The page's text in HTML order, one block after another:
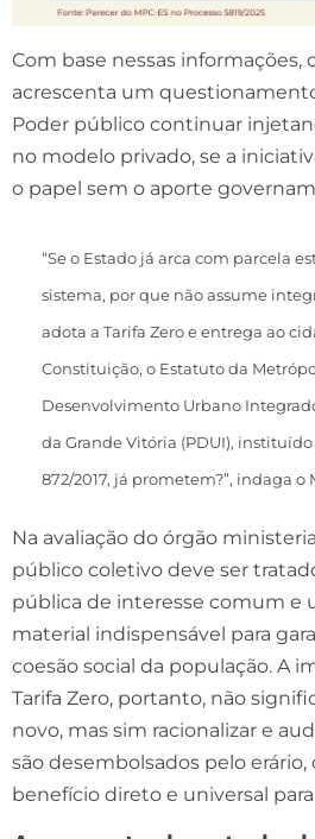
Com base nessas informações,
acrescenta um
Poder público continuar
no modelo privado, se a
o papel sem o aporte
“Se o Estado já arca com parcela
sistema, por que não assume
adota a Tarifa Zero e entrega ao
Constituição, o Estatuto da
Desenvolvimento Urbano
da Grande Vitória (PDUI),
872/2017, já prometem?”, indaga o
Na avaliação do órgão
público coletivo deve ser
pública de interesse comum e
material indispensável para
coesão social da população. A
Tarifa Zero, portanto, não
novo, mas sim racionalizar e
são desembolsados pelo
benefício direto e universal